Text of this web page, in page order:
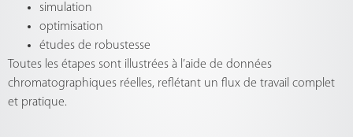
simulation
optimisation
études de robustesse
Toutes les étapes sont illustrées à l’aide de données
chromatographiques réelles, reflétant un flux de travail complet
et pratique.